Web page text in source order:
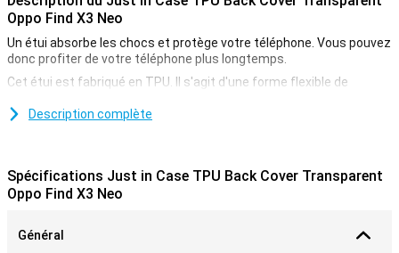
Oppo Find X3 Neo
Un étui absorbe les chocs et protège votre téléphone. Vous pouvez
donc profiter de votre téléphone plus longtemps.
Cet étui est fabriqué en TPU. Il s'agit d'une forme flexible de
Cet étui pour smartphone est fin et offre également une bonne
vous avez choisi une belle couleur, vous ne voulez pas qu'elle soit
gâchée par un étui. Choisissez donc cet étui transparent et
Description complète
Spécifications Just in Case TPU Back Cover Transparent
Oppo Find X3 Neo
Général